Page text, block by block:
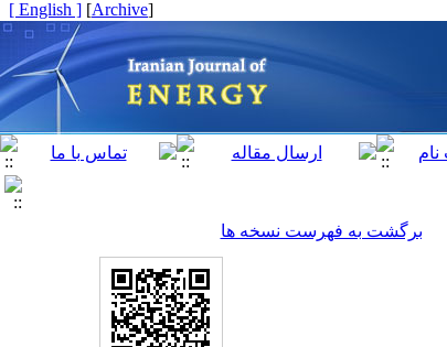
[
Archive
]
[ English ]
برگشت به فهرست نسخه ها